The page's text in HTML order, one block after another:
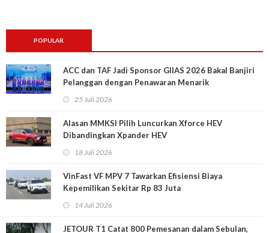
POPULAR
ACC dan TAF Jadi Sponsor GIIAS 2026 Bakal Banjiri
Pelanggan dengan Penawaran Menarik
25 Juli 2026
Alasan MMKSI Pilih Luncurkan Xforce HEV
Dibandingkan Xpander HEV
18 Juli 2026
VinFast VF MPV 7 Tawarkan Efisiensi Biaya
Kepemilikan Sekitar Rp 83 Juta
14 Juli 2026
JETOUR T1 Catat 800 Pemesanan dalam Sebulan,